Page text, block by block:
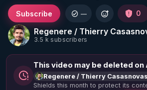
Regenere / Thierry
3.5 k subscribers
Subscribe — 0
This video may be deleted on
Regenere / Thierry Casasnovas
Shields this month to protect its